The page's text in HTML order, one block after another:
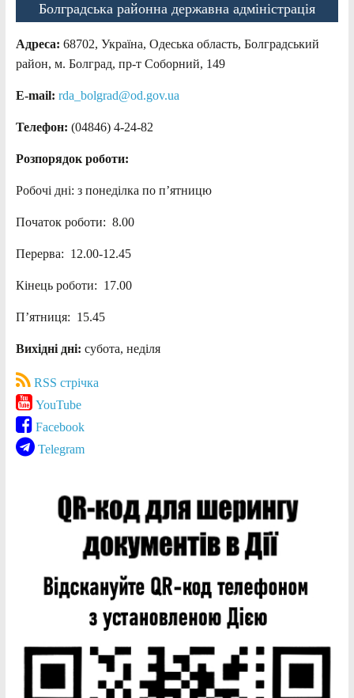
Болградська районна державна адміністрація
Адреса: 68702, Україна, Одеська область, Болградський
район, м. Болград, пр-т Соборний, 149
E-mail: rda_bolgrad@od.gov.ua
Телефон: (04846) 4-24-82
Розпорядок роботи:
Робочі дні: з понеділка по п’ятницю
Початок роботи: 8.00
Перерва: 12.00-12.45
Кінець роботи: 17.00
П’ятниця: 15.45
Вихідні дні: субота, неділя
RSS стрічка
YouTube
Facebook
Telegram